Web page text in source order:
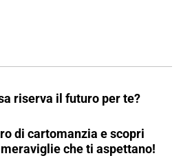
riserva il futuro per te?
di cartomanzia e scopri
che ti aspettano!